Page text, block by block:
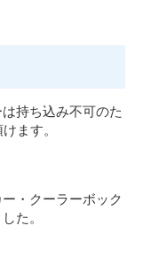
持ち込み不可のた
ます。
・クーラーボック
た。